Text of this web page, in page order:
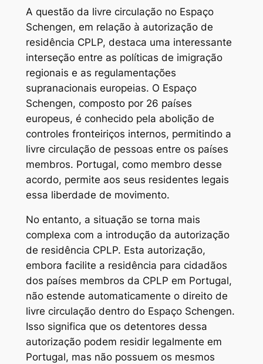
A questão da livre circulação no Espaço
Schengen, em relação à autorização de
residência CPLP, destaca uma interessante
interseção entre as políticas de imigração
regionais e as regulamentações
supranacionais europeias. O Espaço
Schengen, composto por 26 países
europeus, é conhecido pela abolição de
controles fronteiriços internos, permitindo a
livre circulação de pessoas entre os países
membros. Portugal, como membro desse
acordo, permite aos seus residentes legais
essa liberdade de movimento.
No entanto, a situação se torna mais
complexa com a introdução da autorização
de residência CPLP. Esta autorização,
embora facilite a residência para cidadãos
dos países membros da CPLP em Portugal,
não estende automaticamente o direito de
livre circulação dentro do Espaço Schengen.
Isso significa que os detentores dessa
autorização podem residir legalmente em
Portugal, mas não possuem os mesmos